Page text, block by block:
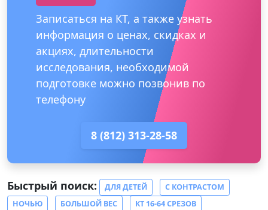
Записаться на КТ, а также узнать
информация о ценах, скидках и
акциях, длительности
исследования, необходимой
подготовке можно позвонив по
телефону
8 (812) 313-28-58
Быстрый поиск: ДЛЯ ДЕТЕЙ
С КОНТРАСТОМ
НОЧЬЮ
БОЛЬШОЙ ВЕС
КТ 16-64 СРЕЗОВ